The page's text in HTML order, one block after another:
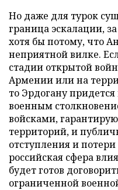
Но даже для турок
граница эскалации,
хотя бы потому, что
неприятной вилке.
стадии открытой
Армении или на
то Эрдогану
военным
войсками,
территорий, и
отступления и
российская сфера
будет готов
ограниченной